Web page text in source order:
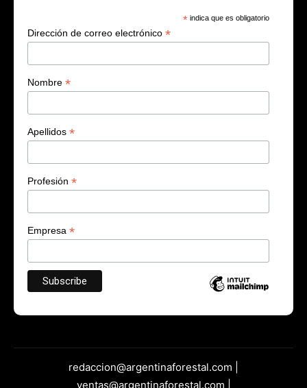
* indica que es obligatorio
Dirección de correo electrónico *
Nombre *
Apellidos *
Profesión *
Empresa *
redaccion@argentinaforestal.com |
ventas@argentinaforestal.com |